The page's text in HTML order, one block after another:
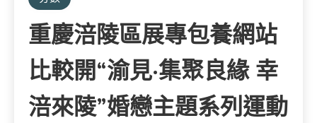
重慶涪陵區展專包養網站
比較開“渝見·集聚良緣 幸
涪來陵”婚戀主題系列運動